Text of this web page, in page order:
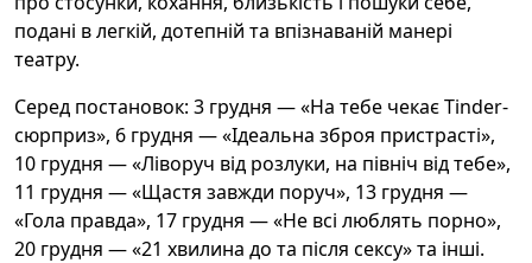
подані в легкій, дотепній та впізнаваній манері
театру.
Серед постановок: 3 грудня — «На тебе чекає Tinder-
сюрприз», 6 грудня — «Ідеальна зброя пристрасті»,
10 грудня — «Ліворуч від розлуки, на північ від тебе»,
11 грудня — «Щастя завжди поруч», 13 грудня —
«Гола правда», 17 грудня — «Не всі люблять порно»,
20 грудня — «21 хвилина до та після сексу» та інші.